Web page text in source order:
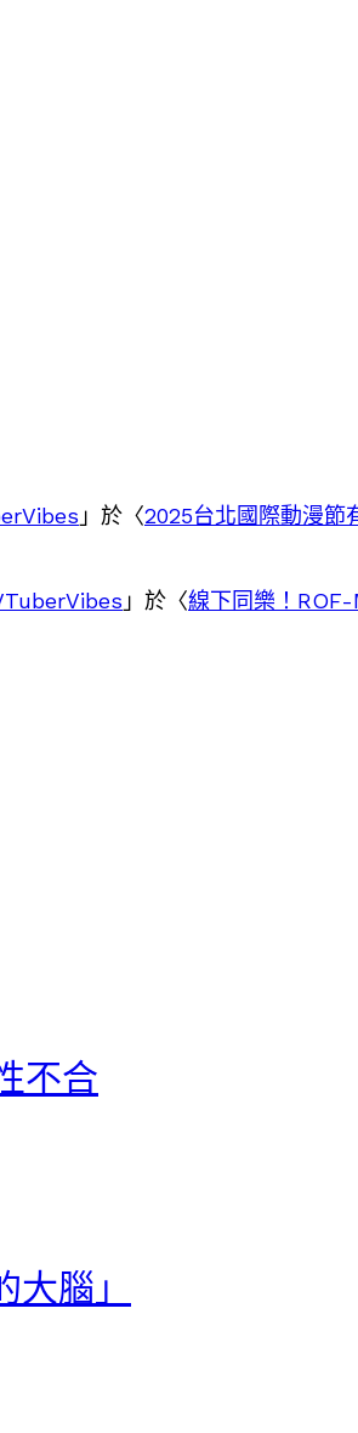
」於〈2025台北國際動漫節
」於〈線下同樂！
不合
大腦」